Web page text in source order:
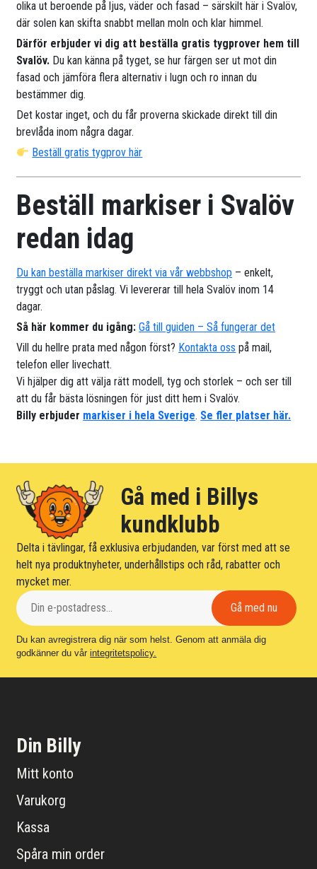
olika ut beroende på ljus, väder och fasad – särskilt här i Svalöv,
där solen kan skifta snabbt mellan moln och klar himmel.
Därför erbjuder vi dig att beställa gratis tygprover hem till
Svalöv. Du kan känna på tyget, se hur färgen ser ut mot din
fasad och jämföra flera alternativ i lugn och ro innan du
bestämmer dig.
Det kostar inget, och du får proverna skickade direkt till din
brevlåda inom några dagar.
Beställ gratis tygprov här
Beställ markiser i Svalöv
redan idag
Du kan beställa markiser direkt via vår webbshop – enkelt,
tryggt och utan påslag. Vi levererar till hela Svalöv inom 14
dagar.
Så här kommer du igång: Gå till guiden – Så fungerar det
Vill du hellre prata med någon först? Kontakta oss på mail,
telefon eller livechatt.
Vi hjälper dig att välja rätt modell, tyg och storlek – och ser till
att du får bästa lösningen för just ditt hem i Svalöv.
Billy erbjuder markiser i hela Sverige. Se fler platser här.
Gå med i Billys
kundklubb
Delta i tävlingar, få exklusiva erbjudanden, var först med att se
helt nya produktnyheter, underhållstips och råd, rabatter och
mycket mer.
Du kan avregistrera dig när som helst. Genom att anmäla dig
godkänner du vårintegritetspolicy.
Din Billy
Mitt konto
Varukorg
Kassa
Spåra min order